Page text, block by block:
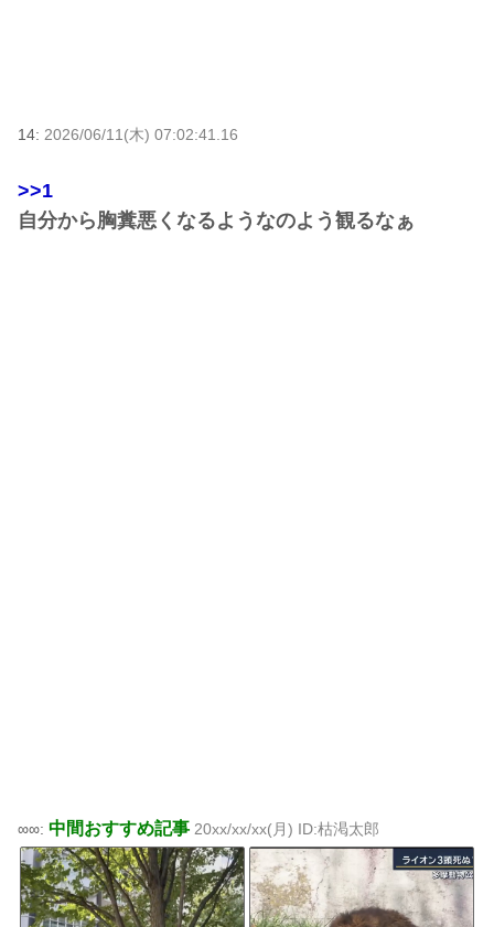
14: 2026/06/11(木) 07:02:41.16
>>1
自分から胸糞悪くなるようなのよう観るなぁ
∞∞: 中間おすすめ記事 20xx/xx/xx(月) ID:枯渇太郎